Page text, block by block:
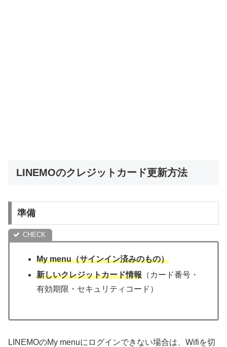
LINEMOのクレジットカード更新方法
準備
My menu（サインイン済みのもの）
新しいクレジットカード情報 （カード番号・
有効期限・セキュリティコード）
LINEMOのMy menuにログインできない場合は、Wifiを切